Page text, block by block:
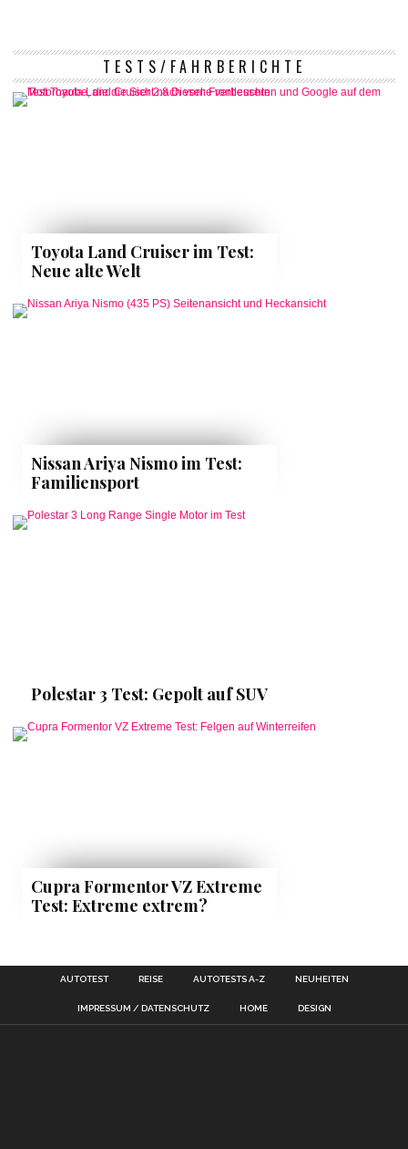
TESTS/FAHRBERICHTE
Toyota Land Cruiser im Test:
Neue alte Welt
Nissan Ariya Nismo im Test:
Familiensport
Polestar 3 Test: Gepolt auf SUV
Cupra Formentor VZ Extreme
Test: Extreme extrem?
AUTOTEST REISE AUTOTESTS A-Z NEUHEITEN
IMPRESSUM / DATENSCHUTZ HOME DESIGN